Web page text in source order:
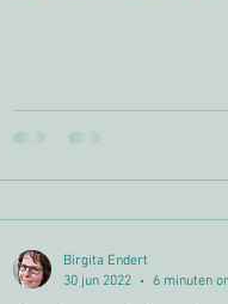
Birgita Endert
30 jun 2022
6 minuten